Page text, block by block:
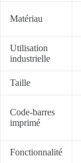
Matériau
Utilisation
industrielle
Taille
Code-barres
imprimé
Fonctionnalité